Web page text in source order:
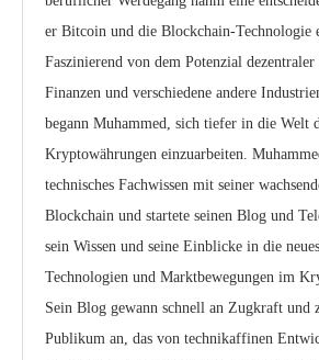
er Bitcoin und die Blockchain-Technologie
Faszinierend von dem Potenzial dezentraler
Finanzen und verschiedene andere
begann Muhammed, sich tiefer in die Welt
Kryptowährungen einzuarbeiten.
technisches Fachwissen mit seiner
Blockchain und startete seinen Blog und
sein Wissen und seine Einblicke in die
Technologien und Marktbewegungen im
Sein Blog gewann schnell an Zugkraft und
Publikum an, das von technikaffinen